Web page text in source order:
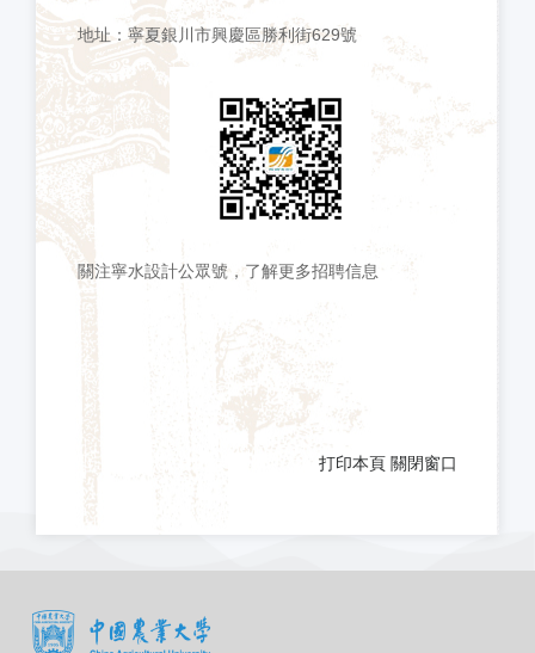
地址：寧夏銀川市興慶區勝利街629號
關注寧水設計公眾號，了解更多招聘信息
打印本頁 關閉窗口